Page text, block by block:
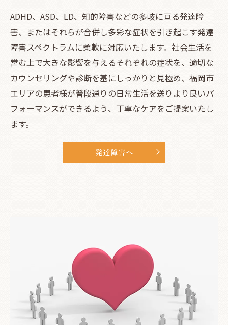
ADHD、ASD、LD、知的障害などの多岐に亘る発達障
害、またはそれらが合併し多彩な症状を引き起こす発達
障害スペクトラムに柔軟に対応いたします。社会生活を
営む上で大きな影響を与えるそれぞれの症状を、適切な
カウンセリングや診断を基にしっかりと見極め、福岡市
エリアの患者様が普段通りの日常生活を送りより良いパ
フォーマンスができるよう、丁寧なケアをご提案いたし
ます。
発達障害へ